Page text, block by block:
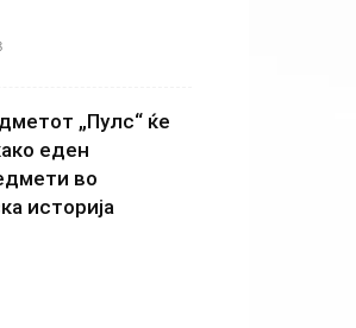
„Пулс“ ќе
еден
во
историја